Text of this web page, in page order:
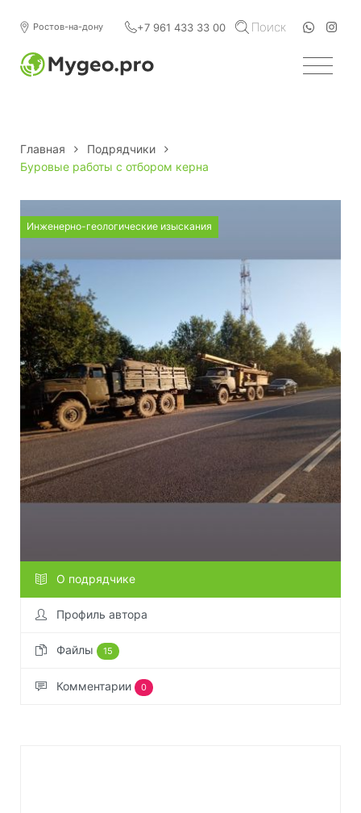
Ростов-на-дону +7 961 433 33 00 Поиск
Главная
Подрядчики
Буровые работы с отбором керна
Инженерно-геологические изыскания
О подрядчике
Профиль автора
Файлы 15
Комментарии 0